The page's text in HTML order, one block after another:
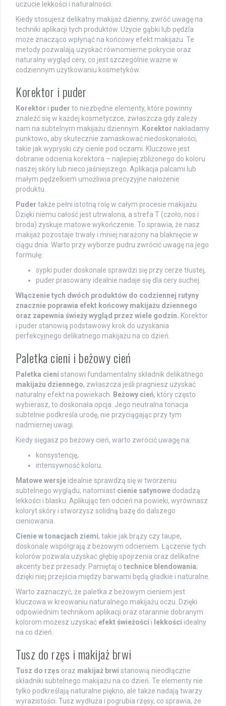
uczucie lekkości i naturalności.
Kiedy stosujesz delikatny makijaż dzienny, zwróć uwagę na
techniki aplikacji tych produktów. Użycie gąbki lub pędzla
może znacząco wpłynąć na końcowy efekt makijażu. Te
metody pozwalają uzyskać równomierne pokrycie oraz
naturalny wygląd cery, co jest szczególnie ważne w
codziennym użytkowaniu kosmetyków.
Korektor i puder
Korektor i puder to niezbędne elementy, które powinny
znaleźć się w każdej kosmetyczce, zwłaszcza gdy zależy
nam na subtelnym makijażu dziennym.
Korektor nakładamy
punktowo, aby skutecznie zamaskować niedoskonałości,
takie jak wypryski czy cienie pod oczami. Kluczowe jest
dobranie odcienia korektora – najlepiej zbliżonego do koloru
naszej skóry lub nieco jaśniejszego. Aplikacja palcami lub
małym pędzelkiem umożliwia precyzyjne nałożenie
produktu.
Puder także pełni istotną rolę w całym procesie makijażu.
Dzięki niemu całość jest utrwalona, a strefa T (czoło, nos i
broda) zyskuje matowe wykończenie. To sprawia, że nasz
makijaż pozostaje trwały i mniej narażony na blaknięcie w
ciągu dnia. Warto przy wyborze pudru zwrócić uwagę na jego
formułę:
sypki puder doskonale sprawdzi się przy cerze tłustej,
puder prasowany idealnie nadaje się dla cery suchej.
Włączenie tych dwóch produktów do codziennej rutyny
znacznie poprawia efekt końcowy makijażu dziennego
oraz zapewnia świeży wygląd przez wiele godzin. Korektor
i puder stanowią podstawowy krok do uzyskania
perfekcyjnego delikatnego makijażu na co dzień.
Paletka cieni i beżowy cień
Paletka cieni stanowi fundamentalny składnik delikatnego
makijażu dziennego, zwłaszcza jeśli pragniesz uzyskać
naturalny efekt na powiekach.
Beżowy cień, który często
wybierasz, to doskonała opcja. Jego neutralna tonacja
subtelnie podkreśla urodę, nie przyciągając przy tym
nadmiernej uwagi.
Kiedy sięgasz po beżowy cień, warto zwrócić uwagę na:
konsystencję,
intensywność koloru.
Matowe wersje idealnie sprawdzą się w tworzeniu
subtelnego wyglądu, natomiast cienie satynowe dodadzą
lekkości i blasku. Aplikując ten odcień na powieki, wyrównasz
koloryt skóry i stworzysz solidną bazę do dalszego
cieniowania.
Cienie w tonacjach ziemi, takie jak brązy czy taupe,
doskonale współgrają z beżowym odcieniem. Łączenie tych
kolorów pozwala uzyskać głębię spojrzenia oraz delikatne
akcenty bez przesady. Pamiętaj o technice blendowania;
dzięki niej przejścia między barwami będą gładkie i naturalne.
Warto zaznaczyć, że paletka z beżowym cieniem jest
kluczowa w kreowaniu naturalnego makijażu oczu. Dzięki
odpowiednim technikom aplikacji oraz starannie dobranym
kolorom możesz uzyskać efekt świeżości i lekkości idealny
na co dzień.
Tusz do rzęs i makijaż brwi
Tusz do rzęs oraz makijaż brwi stanowią nieodłączne
składniki subtelnego makijażu na co dzień. Te elementy nie
tylko podkreślają naturalne piękno, ale także nadają twarzy
wyrazistości. Tusz wydłuża i pogrubia rzęsy, co sprawia, że